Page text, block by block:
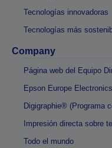
Tecnologías innovadoras
Tecnologías más
Company
Página web del Equipo
Epson Europe Electronics
Digigraphie® (Programa
Impresión directa sobre
Todo el mundo